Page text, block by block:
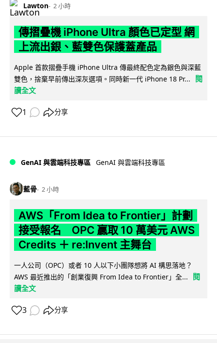
Lawton 2 小時
傳摺疊機 iPhone Ultra 顏色已定型 網
上流出銀、藍雙色保護蓋產品
Apple 首款摺疊手機 iPhone Ultra 傳最終配色定為銀色與深藍
雙色，捨棄早前傳出深灰選項。同時新一代 iPhone 18 Pr...
閱
讀全文
1 分享
GenAI 與雲端科技專區 GenAI 與雲端科技專區
藍骨 2 小時
AWS「From Idea to Frontier」計劃
接受報名 OPC 贏取 10 萬美元 AWS
Credits ＋ re:Invent 主舞台
一人公司（OPC）或者 10 人以下小團隊想將 AI 構思落地？
AWS 最近推出的「創業復興 From Idea to Frontier」全...
閱
讀全文
3 分享